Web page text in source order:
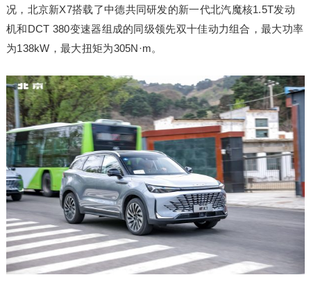
况，北京新X7搭载了中德共同研发的新一代北汽魔核1.5T发动
机和DCT 380变速器组成的同级领先双十佳动力组合，最大功率
为138kW，最大扭矩为305N·m。